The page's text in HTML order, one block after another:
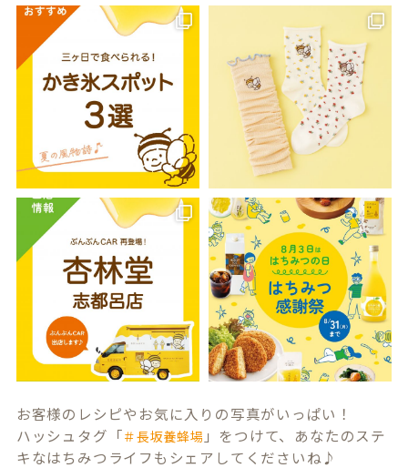
お客様のレシピやお気に入りの写真がいっぱい！
ハッシュタグ「＃長坂養蜂場 」をつけて、あなたのステ
キなはちみつライフもシェアしてくださいね♪